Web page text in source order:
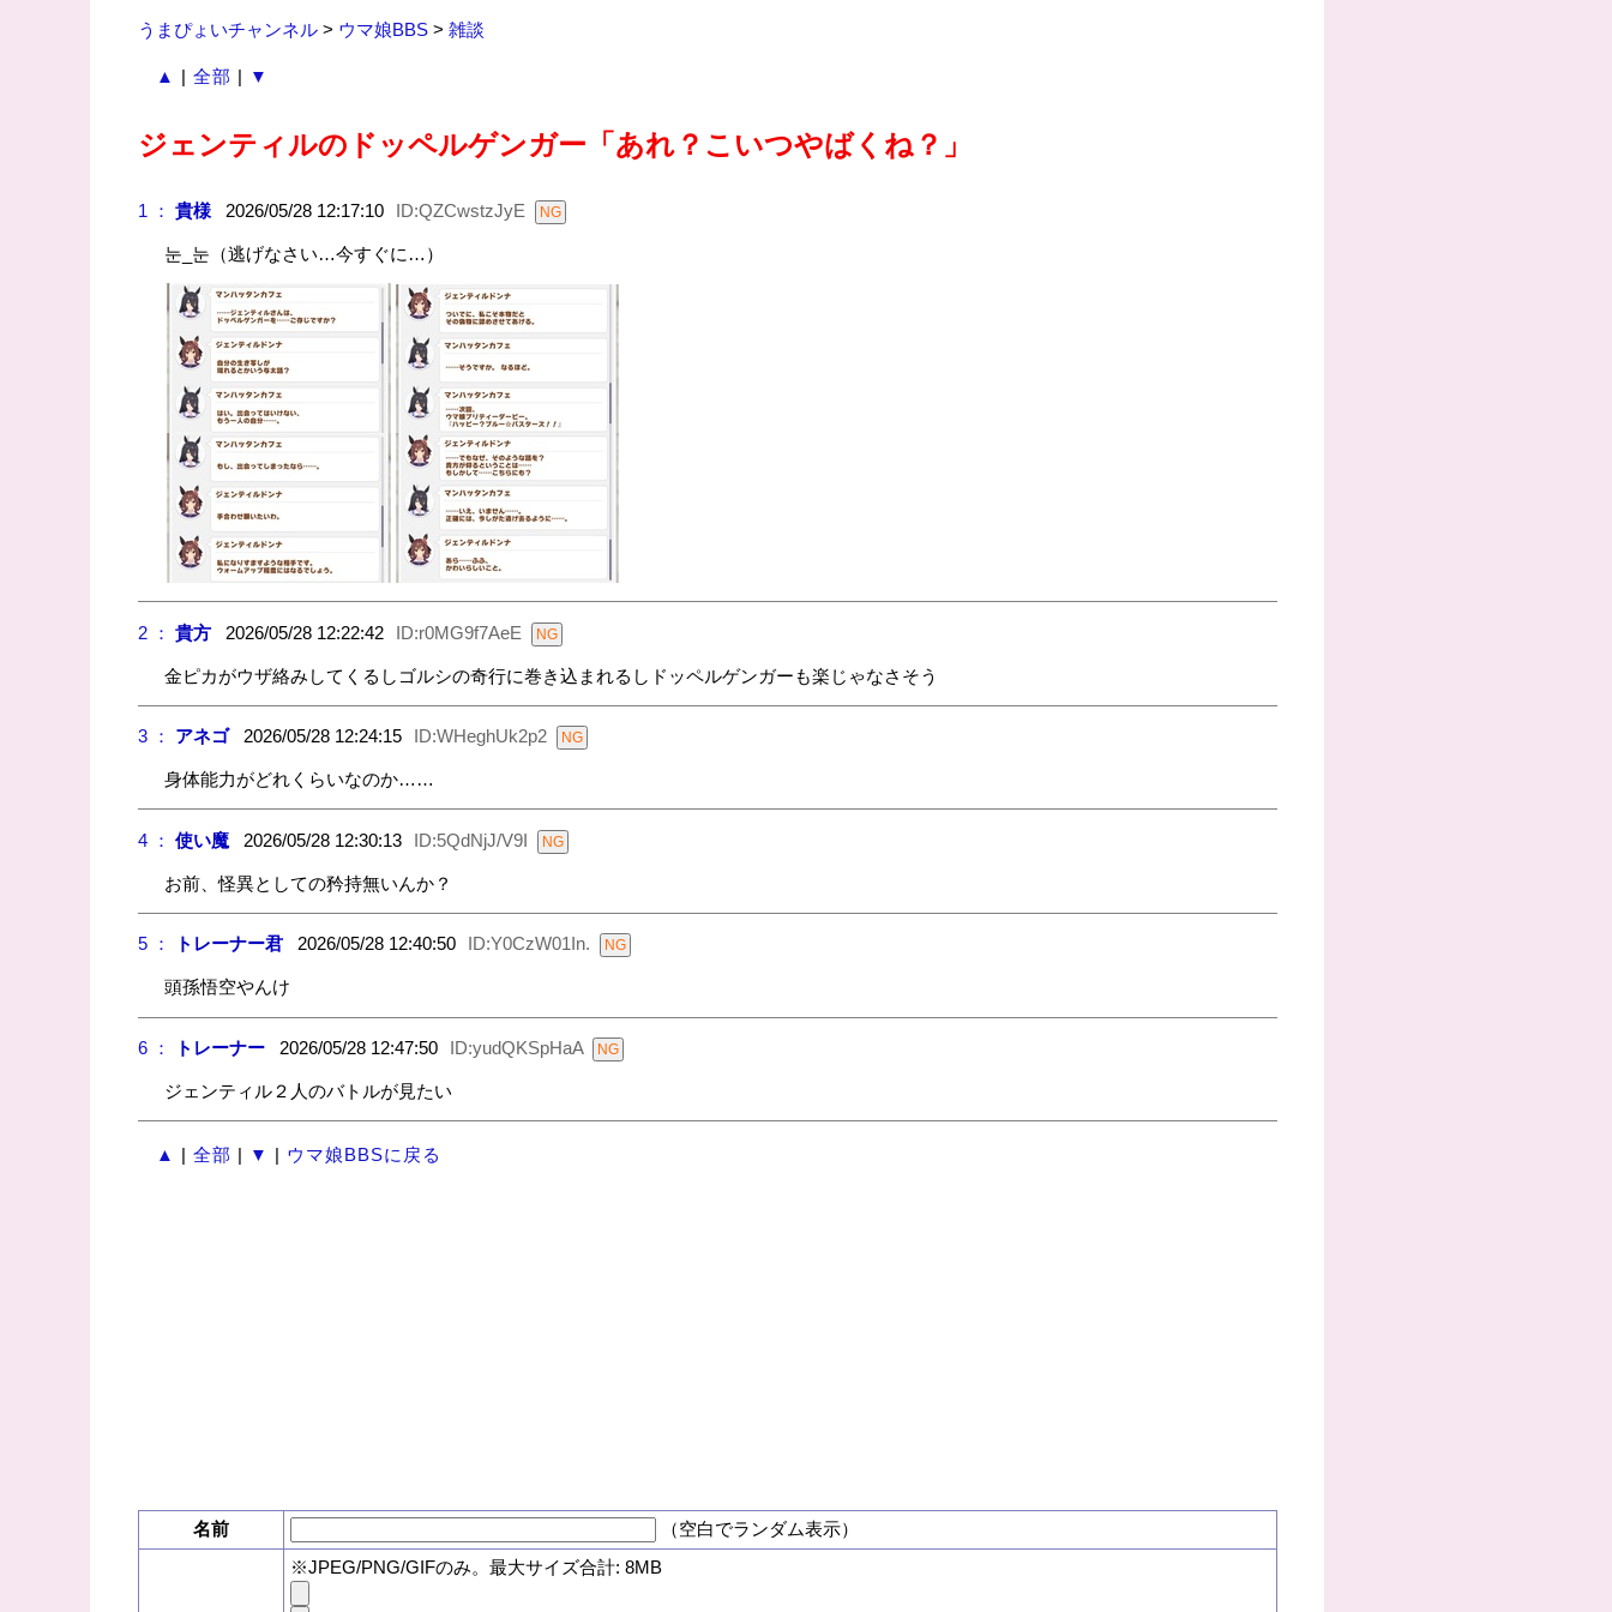
うまぴょいチャンネル> ウマ娘BBS> 雑談
▲ | 全部 | ▼
ジェンティルのドッペルゲンガー「あれ？こいつやばくね？」
1 ： 貴様2026/05/28 12:17:10 ID:QZCwstzJyE
눈_눈（逃げなさい…今すぐに…）
2 ： 貴方2026/05/28 12:22:42 ID:r0MG9f7AeE
金ピカがウザ絡みしてくるしゴルシの奇行に巻き込まれるしドッペルゲンガーも楽じゃなさそう
3 ： アネゴ2026/05/28 12:24:15 ID:WHeghUk2p2
身体能力がどれくらいなのか……
4 ： 使い魔2026/05/28 12:30:13 ID:5QdNjJ/V9I
お前、怪異としての矜持無いんか？
5 ： トレーナー君2026/05/28 12:40:50 ID:Y0CzW01In.
頭孫悟空やんけ
6 ： トレーナー2026/05/28 12:47:50 ID:yudQKSpHaA
ジェンティル２人のバトルが見たい
▲ | 全部 | ▼ | ウマ娘BBSに戻る
名前
（空白でランダム表示）
※JPEG/PNG/GIFのみ。最大サイズ合計: 8MB